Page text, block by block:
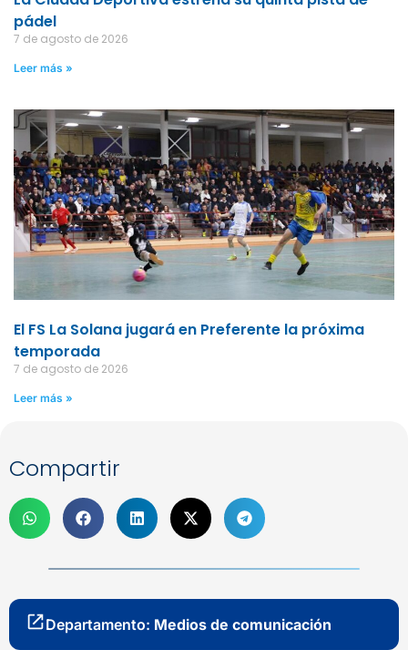
pádel
7 de agosto de 2026
Leer más »
El FS La Solana jugará en Preferente la próxima
temporada
7 de agosto de 2026
Leer más »
Compartir
Departamento: Medios de comunicación